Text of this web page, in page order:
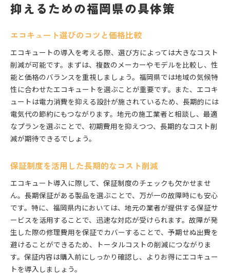
抑えるための福岡県の具体策
エコキュート選びのコツと価格比較
エコキュートの導入を考える際、選び方によっては大きなコスト
削減が可能です。まずは、複数のメーカーやモデルを比較し、性
能と価格のバランスを重視しましょう。福岡県では地域の気候特
性に合わせたエコキュートを選ぶことが重要です。また、エコキ
ュートは電力消費を抑える設計が施されているため、長期的には
電気代の節約にもつながります。地元の施工業者と相談し、最適
なプランを選ぶことで、初期費用を抑えつつ、長期的なコスト削
減が期待できるでしょう。
保証制度を活用した長期的なコスト削減
エコキュート導入に際して、保証制度のチェックも欠かせませ
ん。長期保証がある製品を選ぶことで、万が一の故障時にも安心
です。特に、福岡県内においては、地元の業者が提供する保証サ
ービスを活用することで、迅速な対応が受けられます。故障が発
生した際の修理費用を保証でカバーすることで、予期せぬ出費を
避けることができるため、トータルコストの削減につながりま
す。保証内容は購入前にしっかり確認し、よりお得にエコキュー
トを導入しましょう。